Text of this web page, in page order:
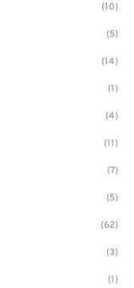
(10)
(5)
(14)
(1)
(4)
(11)
(7)
(5)
(62)
(3)
(1)